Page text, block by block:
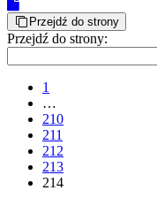
Przejdź do strony
Przejdź do strony:
1
…
210
211
212
213
214